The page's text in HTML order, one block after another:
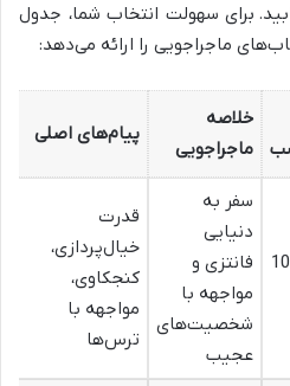
برای سهولت انتخاب شما، جدول
ماجراجویی را ارائه می‌دهد:
خلاصه
ماجراجویی
پیام‌های اصلی
6 تا 10
سفر به
دنیایی
فانتزی و
مواجهه با
شخصیت‌های
عجیب
قدرت
خیال‌پردازی،
کنجکاوی،
مواجهه با
ترس‌ها